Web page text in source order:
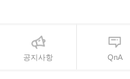
공지사항 QnA